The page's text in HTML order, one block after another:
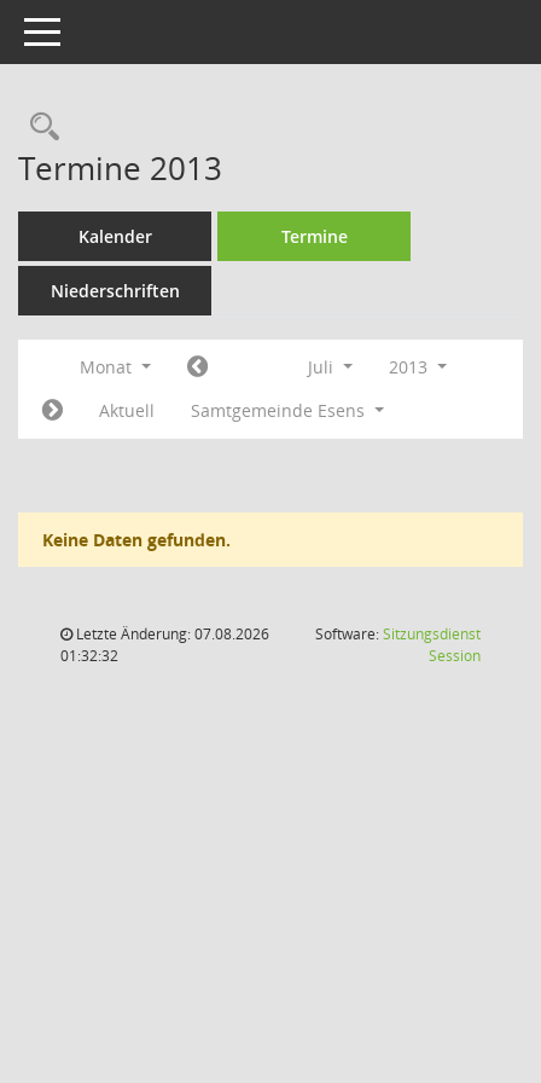
Toggle navigation
Rechercheauswahl
Termine 2013
Kalender Termine
Niederschriften
Monat Juli
2013
Aktuell
Samtgemeinde Esens
Keine Daten gefunden.
Letzte Änderung: 07.08.2026
01:32:32
Software:Sitzungsdienst
Session(Wird in